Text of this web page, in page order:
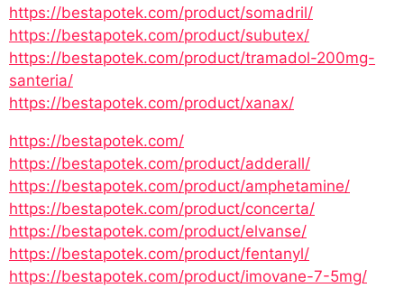
https://bestapotek.com/product/somadril/
https://bestapotek.com/product/subutex/
https://bestapotek.com/product/tramadol-200mg-
santeria/
https://bestapotek.com/product/xanax/
https://bestapotek.com/
https://bestapotek.com/product/adderall/
https://bestapotek.com/product/amphetamine/
https://bestapotek.com/product/concerta/
https://bestapotek.com/product/elvanse/
https://bestapotek.com/product/fentanyl/
https://bestapotek.com/product/imovane-7-5mg/